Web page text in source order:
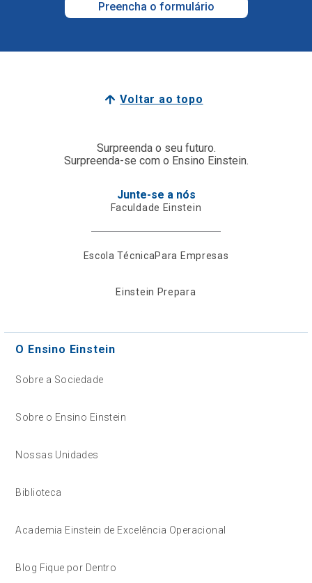
Preencha o formulário
Voltar ao topo
Surpreenda o seu futuro.
Surpreenda-se com o Ensino Einstein.
Junte-se a nós
Faculdade Einstein
Escola TécnicaPara Empresas
Einstein Prepara
O Ensino Einstein
Sobre a Sociedade
Sobre o Ensino Einstein
Nossas Unidades
Biblioteca
Academia Einstein de Excelência Operacional
Blog Fique por Dentro